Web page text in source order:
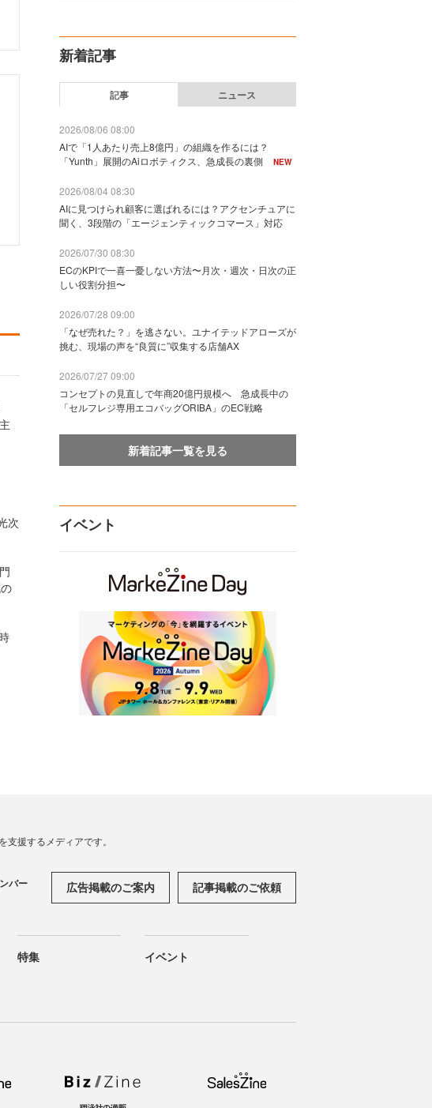
次
新着記事
記事 ニュース
2026/08/06 08:00
AIで「1人あたり売上8億円」の組織を作るには？
「Yunth」展開のAiロボティクス、急成長の裏側
NEW
2026/08/04 08:30
AIに見つけられ顧客に選ばれるには？アクセンチュアに
聞く、3段階の「エージェンティックコマース」対応
2026/07/30 08:30
ECのKPIで一喜一憂しない方法〜月次・週次・日次の正
しい役割分担〜
2026/07/28 09:00
「なぜ売れた？」を逃さない。ユナイテッドアローズが
挑む、現場の声を“良質に”収集する店舗AX
2026/07/27 09:00
コンセプトの見直しで年商20億円規模へ 急成長中の
「セルフレジ専用エコバッグORIBA」のEC戦略
新着記事一覧を見る
イベント
援するメディアです。
バー 広告掲載のご案内 記事掲載のご依頼
特集 イベント